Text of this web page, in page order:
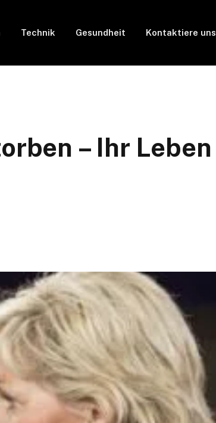
Technik Gesundheit Kontaktiere uns
– Ihr Leben